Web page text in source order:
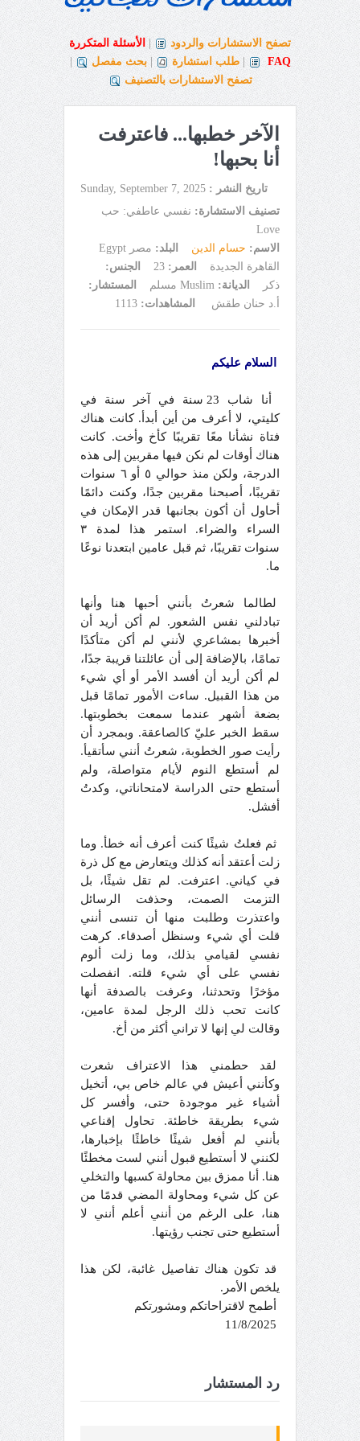
تصفح الاستشارات والردود
الأسئلة المتكررة
FAQ
طلب استشارة بحث مفصل
تصفح الاستشارات بالتصنيف
الآخر خطبها... فاعترفت
أنا بحبها!
تاريخ النشر : Sunday, September 7, 2025
تصنيف الاستشارة: نفسي عاطفي: حب
Love
الاسم: حسام الدين البلد:
مصر Egypt
القاهرة الجديدة
العمر: 23
الجنس:
ذكر
الديانة: Muslim مسلم
المستشار:
أ.د حنان طقش
المشاهدات: 1113
السلام عليكم
أنا شاب 23 سنة في آخر سنة في
كليتي، لا أعرف من أين أبدأ. كانت هناك
فتاة نشأنا معًا تقريبًا كأخ وأخت. كانت
هناك أوقات لم نكن فيها مقربين إلى هذه
الدرجة، ولكن منذ حوالي ٥ أو ٦ سنوات
تقريبًا، أصبحنا مقربين جدًا، وكنت دائمًا
أحاول أن أكون بجانبها قدر الإمكان في
السراء والضراء. استمر هذا لمدة ٣
سنوات تقريبًا، ثم قبل عامين ابتعدنا نوعًا
ما.
لطالما شعرتُ بأنني أحبها هنا وأنها
تبادلني نفس الشعور. لم أكن أريد أن
أخبرها بمشاعري لأنني لم أكن متأكدًا
تمامًا، بالإضافة إلى أن عائلتنا قريبة جدًا،
لم أكن أريد أن أفسد الأمر أو أي شيء
من هذا القبيل. ساءت الأمور تمامًا قبل
بضعة أشهر عندما سمعت بخطوبتها.
سقط الخبر عليّ كالصاعقة. وبمجرد أن
رأيت صور الخطوبة، شعرتُ أنني سأتقيأ.
لم أستطع النوم لأيام متواصلة، ولم
أستطع حتى الدراسة لامتحاناتي، وكدتُ
أفشل.
ثم فعلتُ شيئًا كنت أعرف أنه خطأ. وما
زلت أعتقد أنه كذلك ويتعارض مع كل ذرة
في كياني. اعترفت. لم تقل شيئًا، بل
التزمت الصمت، وحذفت الرسائل
واعتذرت وطلبت منها أن تنسى أنني
قلت أي شيء وسنظل أصدقاء. كرهت
نفسي لقيامي بذلك، وما زلت ألوم
نفسي على أي شيء قلته. انفصلت
مؤخرًا وتحدثنا، وعرفت بالصدفة أنها
كانت تحب ذلك الرجل لمدة عامين،
وقالت لي إنها لا تراني أكثر من أخ.
لقد حطمني هذا الاعتراف شعرت
وكأنني أعيش في عالم خاص بي، أتخيل
أشياء غير موجودة حتى، وأفسر كل
شيء بطريقة خاطئة. تحاول إقناعي
بأنني لم أفعل شيئًا خاطئًا بإخبارها،
لكنني لا أستطيع قبول أنني لست مخطئًا
هنا. أنا ممزق بين محاولة كسبها والتخلي
عن كل شيء ومحاولة المضي قدمًا من
هنا، على الرغم من أنني أعلم أنني لا
أستطيع حتى تجنب رؤيتها.
قد تكون هناك تفاصيل غائبة، لكن هذا
يلخص الأمر.
أطمح لاقتراحاتكم ومشورتكم
رد المستشار